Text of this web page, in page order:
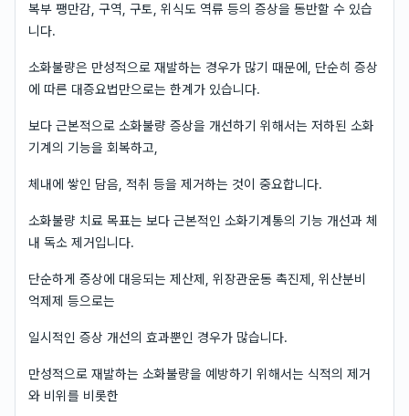
복부 팽만감, 구역, 구토, 위식도 역류 등의 증상을 동반할 수 있습
니다.
소화불량은 만성적으로 재발하는 경우가 많기 때문에, 단순히 증상
에 따른 대증요법만으로는 한계가 있습니다.
보다 근본적으로 소화불량 증상을 개선하기 위해서는 저하된 소화
기계의 기능을 회복하고,
체내에 쌓인 담음, 적취 등을 제거하는 것이 중요합니다.
소화불량 치료 목표는 보다 근본적인 소화기계통의 기능 개선과 체
내 독소 제거입니다.
단순하게 증상에 대응되는 제산제, 위장관운동 촉진제, 위산분비
억제제 등으로는
일시적인 증상 개선의 효과뿐인 경우가 많습니다.
만성적으로 재발하는 소화불량을 예방하기 위해서는 식적의 제거
와 비위를 비롯한